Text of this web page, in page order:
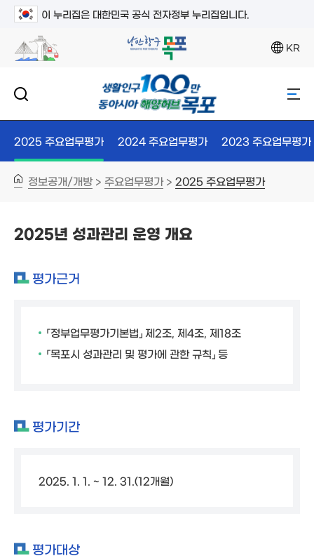
이 누리집은 대한민국 공식 전자정부 누리집입니다.
KR
2025 주요업무평가 2024 주요업무평가 2023 주요업무평가
정보공개/개방 > 주요업무평가 > 2025 주요업무평가
2025년 성과관리 운영 개요
평가근거
「정부업무평가기본법」 제2조, 제4조, 제18조
「목포시 성과관리 및 평가에 관한 규칙」 등
평가기간
2025. 1. 1. ~ 12. 31.(12개월)
평가대상